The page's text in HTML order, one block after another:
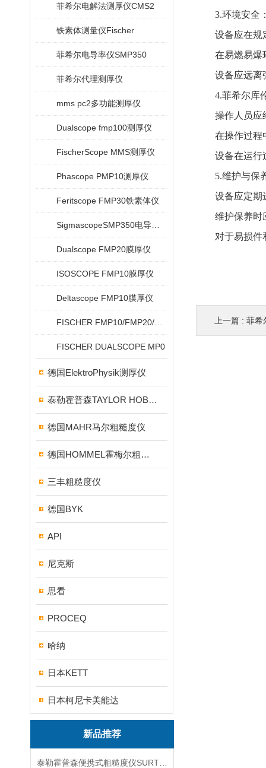
菲希尔电解法测厚仪CMS2
铁素体测量仪Fischer
菲希尔电导率仪SMP350
菲希尔代理测厚仪
mms pc2多功能测厚仪
Dualscope fmp100测厚仪
FischerScope MMS测厚仪
Phascope PMP10测厚仪
Feritscope FMP30铁素体仪
Dualscope FMP20膜厚仪
ISOSCOPE FMP10膜厚仪
Deltascope FMP10膜厚仪
FISCHER DUALSCOPE MP0
德国ElektroPhysik测厚仪
泰勒霍普森TAYLOR HOBSON粗糙度仪
德国MAHR马尔粗糙度仪
德国HOMMEL霍梅尔粗糙度仪
三丰粗糙度仪
德国BYK
API
尼克斯
思看
PROCEQ
哈纳
日本KETT
日本柯尼卡美能达
新品推荐
3.环境安全
设备应在规定
在易燃易爆环
设备应远离强
4.菲希尔库伦
操作人员应经
在操作过程中
设备在运行过
5.维护与保
设备应定期进
维护保养时应
对于易损件和
上一篇 : 菲希